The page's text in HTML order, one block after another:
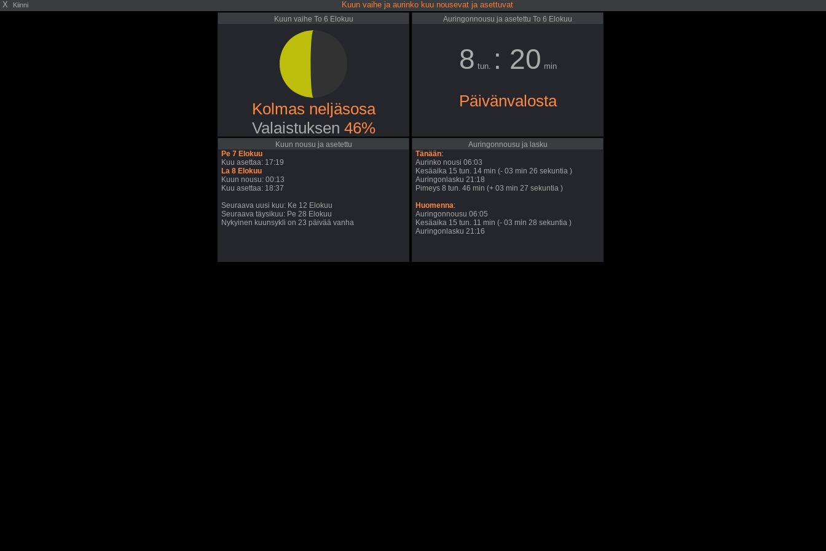
X Kiinni Kuun vaihe ja aurinko kuu nousevat ja asettuvat
Kuun vaihe To 6 Elokuu
Kolmas neljäsosa
Valaistuksen 46%
Auringonnousu ja asetettu To 6 Elokuu
8 tun. : 20 min
Päivänvalosta
Kuun nousu ja asetettu
Pe 7 Elokuu
Kuu asettaa: 17:19
La 8 Elokuu
Kuun nousu: 00:13
Kuu asettaa: 18:37
Seuraava uusi kuu: Ke 12 Elokuu
Seuraava täysikuu: Pe 28 Elokuu
Nykyinen kuunsykli on 23 päivää vanha
Auringonnousu ja lasku
Tänään:
Aurinko nousi 06:03
Kesäaika 15 tun. 14 min (- 03 min 26 sekuntia )
Auringonlasku 21:18
Pimeys 8 tun. 46 min (+ 03 min 27 sekuntia )
Huomenna:
Auringonnousu 06:05
Kesäaika 15 tun. 11 min (- 03 min 28 sekuntia )
Auringonlasku 21:16